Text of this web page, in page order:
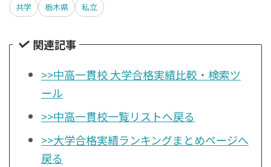
共学 栃木県 私立
関連記事
>>中高一貫校 大学合格実績比較・検索ツ
ール
>>中高一貫校一覧リストへ戻る
>>大学合格実績ランキングまとめページへ
戻る